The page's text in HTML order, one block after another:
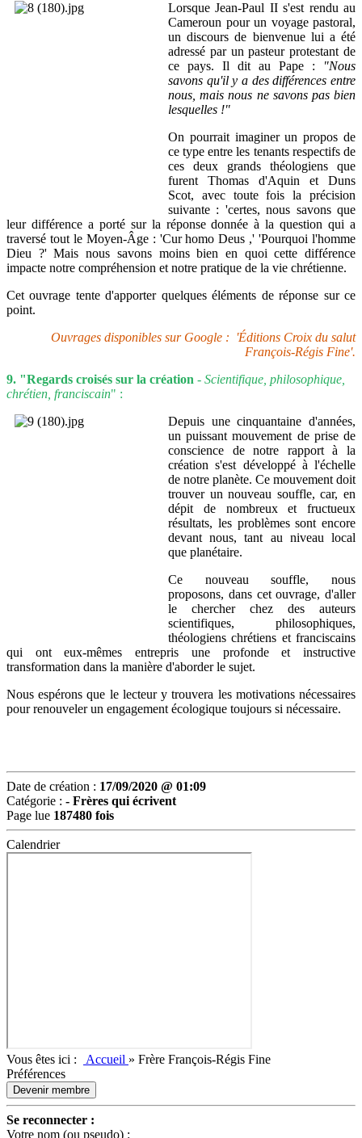
Lorsque Jean-Paul II s'est rendu au
Cameroun pour un voyage pastoral,
un discours de bienvenue lui a été
adressé par un pasteur protestant de
ce pays. Il dit au Pape :
"Nous
savons qu'il y a des différences entre
nous, mais nous ne savons pas bien
lesquelles !"
On pourrait imaginer un propos de
ce type entre les tenants respectifs de
ces deux grands théologiens que
furent Thomas d'Aquin et Duns
Scot, avec toute fois la précision
suivante : 'certes, nous savons que
leur différence a porté sur la réponse donnée à la question qui a
traversé tout le Moyen-Âge : 'Cur homo Deus ,' 'Pourquoi l'homme
Dieu ?' Mais nous savons moins bien en quoi cette différence
impacte notre compréhension et notre pratique de la vie chrétienne.
Cet ouvrage tente d'apporter quelques éléments de réponse sur ce
point.
Ouvrages disponibles sur Google : 'Éditions Croix du salut
François-Régis Fine'.
9. "Regards croisés sur la création - Scientifique, philosophique,
chrétien, franciscain" :
Depuis une cinquantaine d'années,
un puissant mouvement de prise de
conscience de notre rapport à la
création s'est développé à l'échelle
de notre planète. Ce mouvement doit
trouver un nouveau souffle, car, en
dépit de nombreux et fructueux
résultats, les problèmes sont encore
devant nous, tant au niveau local
que planétaire.
Ce nouveau souffle, nous
proposons, dans cet ouvrage, d'aller
le chercher chez des auteurs
scientifiques, philosophiques,
théologiens chrétiens et franciscains
qui ont eux-mêmes entrepris une profonde et instructive
transformation dans la manière d'aborder le sujet.
Nous espérons que le lecteur y trouvera les motivations nécessaires
pour renouveler un engagement écologique toujours si nécessaire.
Date de création : 17/09/2020 @ 01:09
Catégorie : - Frères qui écrivent
Page lue 187480 fois
Calendrier
Vous êtes ici : Accueil » Frère François-Régis Fine
Préférences
Devenir membre
Se reconnecter :
Votre nom (ou pseudo) :